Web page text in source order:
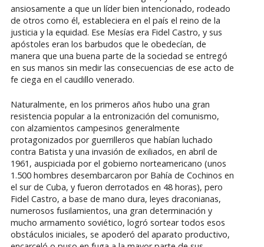
ansiosamente a que un líder bien intencionado, rodeado
de otros como él, estableciera en el país el reino de la
justicia y la equidad. Ese Mesías era Fidel Castro, y sus
apóstoles eran los barbudos que le obedecían, de
manera que una buena parte de la sociedad se entregó
en sus manos sin medir las consecuencias de ese acto de
fe ciega en el caudillo venerado.
Naturalmente, en los primeros años hubo una gran
resistencia popular a la entronización del comunismo,
con alzamientos campesinos generalmente
protagonizados por guerrilleros que habían luchado
contra Batista y una invasión de exiliados, en abril de
1961, auspiciada por el gobierno norteamericano (unos
1.500 hombres desembarcaron por Bahía de Cochinos en
el sur de Cuba, y fueron derrotados en 48 horas), pero
Fidel Castro, a base de mano dura, leyes draconianas,
numerosos fusilamientos, una gran determinación y
mucho armamento soviético, logró sortear todos esos
obstáculos iniciales, se apoderó del aparato productivo,